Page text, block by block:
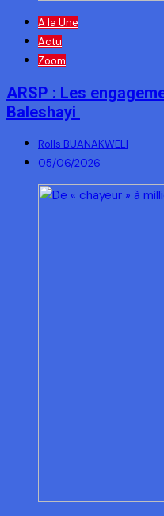
A la Une
Actu
Zoom
ARSP : Les
Baleshayi
Rolls BUANAKWELI
05/06/2026